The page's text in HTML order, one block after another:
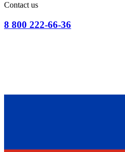
Contact us
8 800 222-66-36